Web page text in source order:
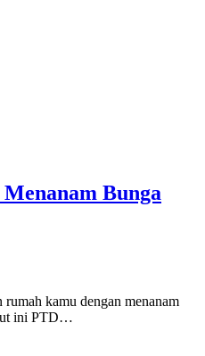
Bunga
kamu dengan menanam
ini PTD…